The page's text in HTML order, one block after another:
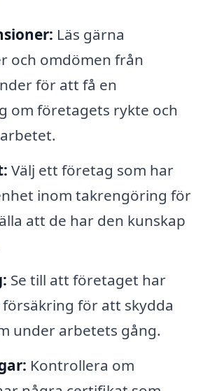
Läs gärna
och omdömen från
för att få en
om företagets rykte och
Välj ett företag som har
inom takrengöring för
att de har den kunskap
Se till att företaget har
för att skydda
under arbetets gång.
Kontrollera om